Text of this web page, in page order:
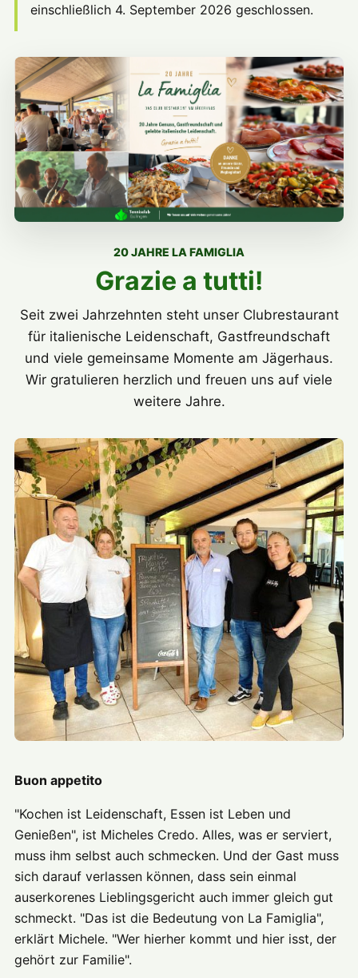
einschließlich 4. September 2026 geschlossen.
20 JAHRE LA FAMIGLIA
Grazie a tutti!
Seit zwei Jahrzehnten steht unser Clubrestaurant
für italienische Leidenschaft, Gastfreundschaft
und viele gemeinsame Momente am Jägerhaus.
Wir gratulieren herzlich und freuen uns auf viele
weitere Jahre.
Buon appetito
"Kochen ist Leidenschaft, Essen ist Leben und
Genießen", ist Micheles Credo. Alles, was er serviert,
muss ihm selbst auch schmecken. Und der Gast muss
sich darauf verlassen können, dass sein einmal
auserkorenes Lieblingsgericht auch immer gleich gut
schmeckt. "Das ist die Bedeutung von La Famiglia",
erklärt Michele. "Wer hierher kommt und hier isst, der
gehört zur Familie".